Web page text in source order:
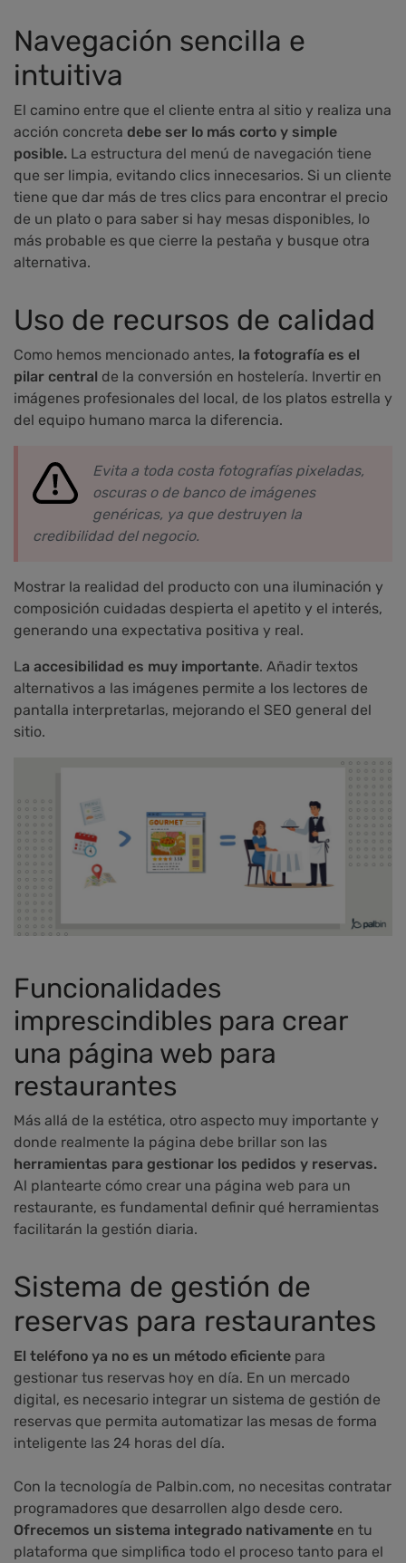
Navegación sencilla e
intuitiva
El camino entre que el cliente entra al sitio y realiza una
acción concreta debe ser lo más corto y simple
posible. La estructura del menú de navegación tiene
que ser limpia, evitando clics innecesarios. Si un cliente
tiene que dar más de tres clics para encontrar el precio
de un plato o para saber si hay mesas disponibles, lo
más probable es que cierre la pestaña y busque otra
alternativa.
Uso de recursos de calidad
Como hemos mencionado antes, la fotografía es el
pilar central de la conversión en hostelería. Invertir en
imágenes profesionales del local, de los platos estrella y
del equipo humano marca la diferencia.
Evita a toda costa fotografías pixeladas,
oscuras o de banco de imágenes
genéricas, ya que destruyen la
credibilidad del negocio.
Mostrar la realidad del producto con una iluminación y
composición cuidadas despierta el apetito y el interés,
generando una expectativa positiva y real.
La accesibilidad es muy importante. Añadir textos
alternativos a las imágenes permite a los lectores de
pantalla interpretarlas, mejorando el SEO general del
sitio.
Funcionalidades
imprescindibles para crear
una página web para
restaurantes
Más allá de la estética, otro aspecto muy importante y
donde realmente la página debe brillar son las
herramientas para gestionar los pedidos y reservas.
Al plantearte cómo crear una página web para un
restaurante, es fundamental definir qué herramientas
facilitarán la gestión diaria.
Sistema de gestión de
reservas para restaurantes
El teléfono ya no es un método eficiente para
gestionar tus reservas hoy en día. En un mercado
digital, es necesario integrar un sistema de gestión de
reservas que permita automatizar las mesas de forma
inteligente las 24 horas del día.
Con la tecnología de Palbin.com, no necesitas contratar
programadores que desarrollen algo desde cero.
Ofrecemos un sistema integrado nativamente en tu
plataforma que simplifica todo el proceso tanto para el